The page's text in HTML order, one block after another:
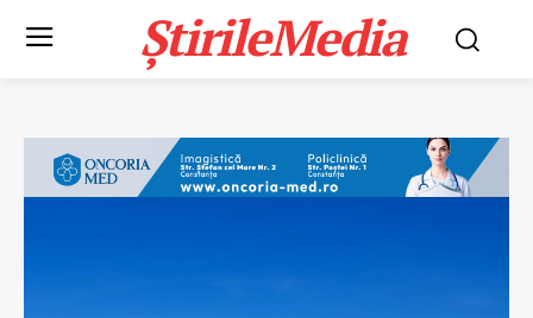
ȘtirileMedia